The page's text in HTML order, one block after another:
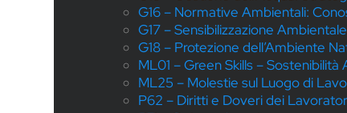
G16 – Normative Ambientali:
G17 – Sensibilizzazione
G18 – Protezione dell’Ambiente
ML01 – Green Skills –
ML25 – Molestie sul Luogo di
P62 – Diritti e Doveri dei